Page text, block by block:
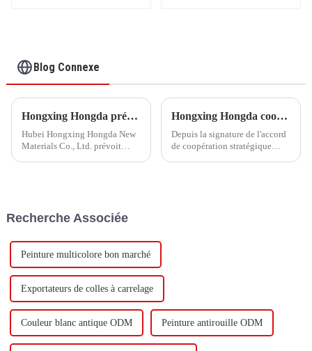
thermique
Blog Connexe
Hongxing Hongda prévoit d'investir 1,6 milliard de yuans pour construire une nouvelle usine de production d'émulsion d'une capacité de production de 510 000 tonnes par an.
Hubei Hongxing Hongda New
Materials Co., Ltd. prévoit
base d'eau et 60 000 tonnes de
Hongxing Hongda coopère avec Keshun Waterproof Technology Co., Ltd pour apporter un nouvel avenir à l'industrie
Depuis la signature de l'accord
de coopération stratégique
Recherche Associée
Peinture multicolore bon marché
Exportateurs de colles à carrelage
Couleur blanc antique ODM Peinture antirouille ODM